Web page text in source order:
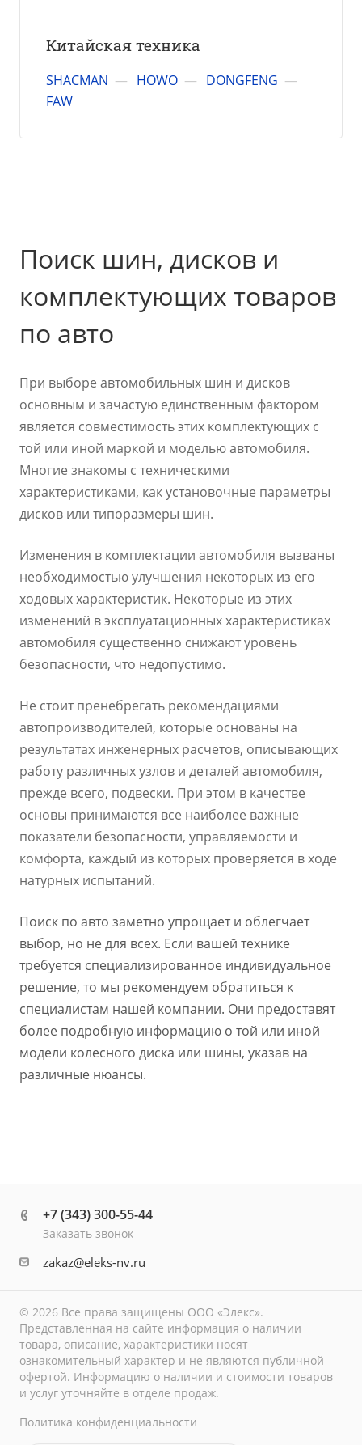
Китайская техника
SHACMAN — HOWO — DONGFENG —
FAW
Поиск шин, дисков и
комплектующих товаров
по авто
При выборе автомобильных шин и дисков
основным и зачастую единственным фактором
является совместимость этих комплектующих с
той или иной маркой и моделью автомобиля.
Многие знакомы с техническими
характеристиками, как установочные параметры
дисков или типоразмеры шин.
Изменения в комплектации автомобиля вызваны
необходимостью улучшения некоторых из его
ходовых характеристик. Некоторые из этих
изменений в эксплуатационных характеристиках
автомобиля существенно снижают уровень
безопасности, что недопустимо.
Не стоит пренебрегать рекомендациями
автопроизводителей, которые основаны на
результатах инженерных расчетов, описывающих
работу различных узлов и деталей автомобиля,
прежде всего, подвески. При этом в качестве
основы принимаются все наиболее важные
показатели безопасности, управляемости и
комфорта, каждый из которых проверяется в ходе
натурных испытаний.
Поиск по авто заметно упрощает и облегчает
выбор, но не для всех. Если вашей технике
требуется специализированное индивидуальное
решение, то мы рекомендуем обратиться к
специалистам нашей компании. Они предоставят
более подробную информацию о той или иной
модели колесного диска или шины, указав на
различные нюансы.
+7 (343) 300-55-44
Заказать звонок
zakaz@eleks-nv.ru
© 2026 Все права защищены ООО «Элекс».
Представленная на сайте информация о наличии
товара, описание, характеристики носят
ознакомительный характер и не являются публичной
офертой. Информацию о наличии и стоимости товаров
и услуг уточняйте в отделе продаж.
Политика конфиденциальности